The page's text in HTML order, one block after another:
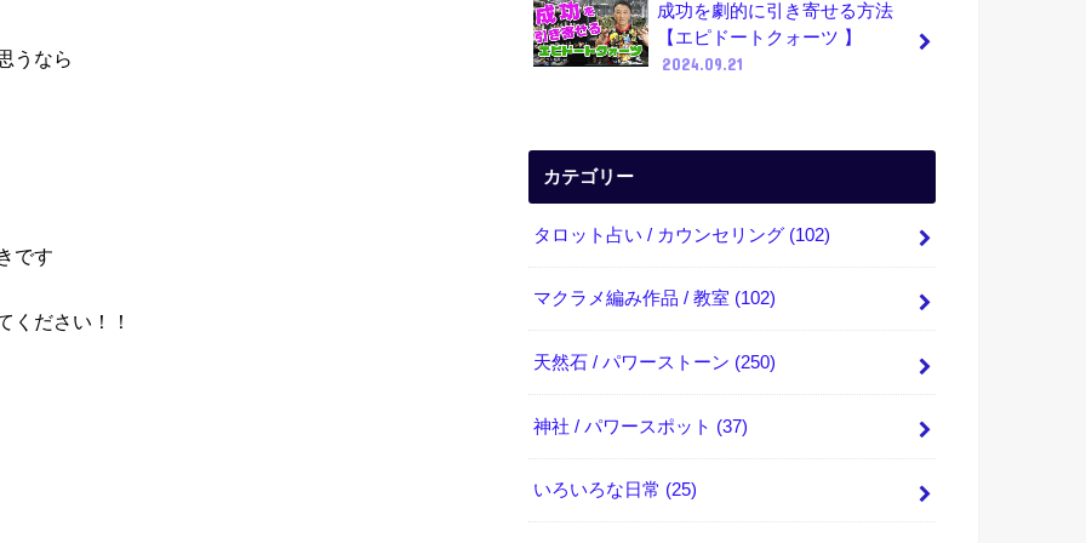
うなら
です
ください！！
成功を劇的に引き寄せる方法
【エピドートクォーツ 】
2024.09.21
カテゴリー
タロット占い / カウンセリング (102)
マクラメ編み作品 / 教室 (102)
天然石 / パワーストーン (250)
神社 / パワースポット (37)
いろいろな日常 (25)